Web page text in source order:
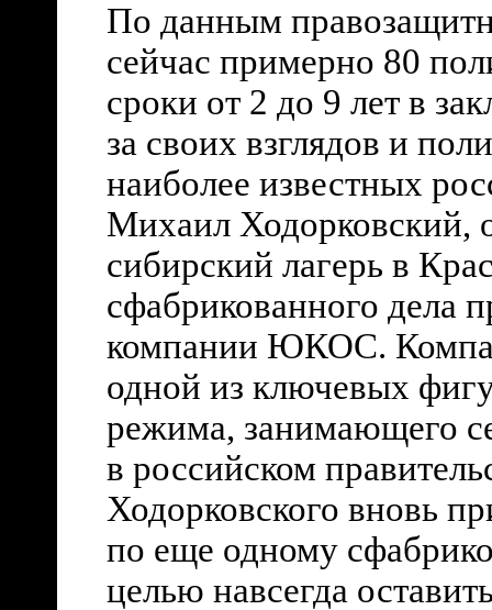
По данным
сейчас примерно 80
сроки от 2 до 9 лет в
за своих взглядов и
наиболее известных
Михаил Ходорковский,
сибирский лагерь в
сфабрикованного дела
компании ЮКОС.
одной из ключевых
режима, занимающего
в российском
Ходорковского вновь
по еще одному
целью навсегда